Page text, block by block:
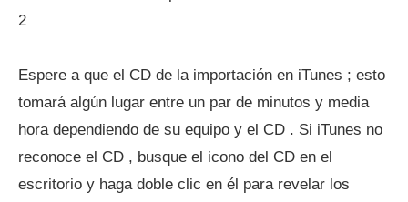
2
Espere a que el CD de la importación en iTunes ; esto
tomará algún lugar entre un par de minutos y media
hora dependiendo de su equipo y el CD . Si iTunes no
reconoce el CD , busque el icono del CD en el
escritorio y haga doble clic en él para revelar los